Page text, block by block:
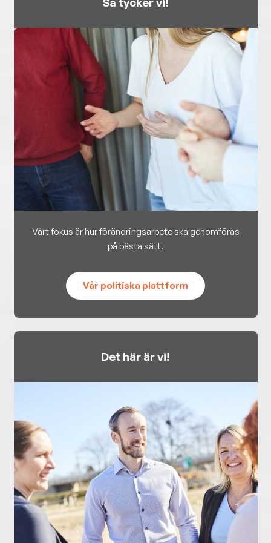
Vårt fokus är hur förändringsarbete ska genomföras
på bästa sätt.
Vår politiska plattform
Det här är vi!